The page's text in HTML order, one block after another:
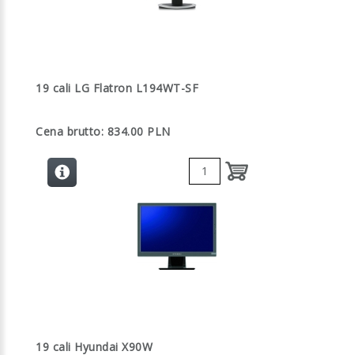
19 cali LG Flatron L194WT-SF
Cena brutto: 834.00 PLN
19 cali Hyundai X90W